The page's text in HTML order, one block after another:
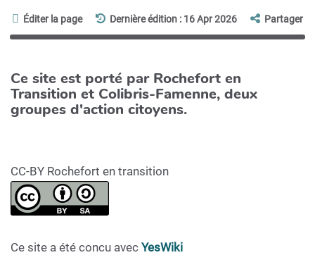
Éditer la page Dernière édition : 16 Apr 2026 Partager
Ce site est porté par Rochefort en
Transition et Colibris-Famenne, deux
groupes d'action citoyens.
CC-BY Rochefort en transition
Ce site a été concu avec YesWiki